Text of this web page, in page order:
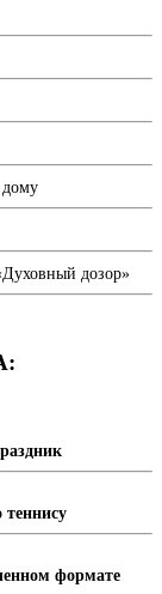
дому
дозор»
теннису
формате